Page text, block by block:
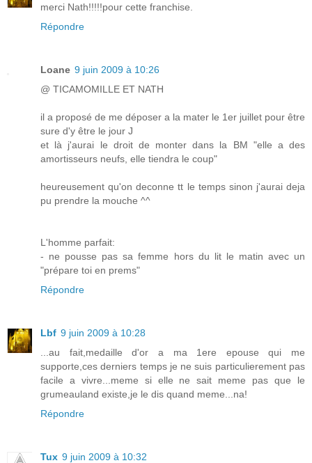
merci Nath!!!!!pour cette franchise.
Répondre
Loane 9 juin 2009 à 10:26
@ TICAMOMILLE ET NATH
il a proposé de me déposer a la mater le 1er juillet pour être
sure d'y être le jour J
et là j'aurai le droit de monter dans la BM "elle a des
amortisseurs neufs, elle tiendra le coup"
heureusement qu'on deconne tt le temps sinon j'aurai deja
pu prendre la mouche ^^
L'homme parfait:
- ne pousse pas sa femme hors du lit le matin avec un
"prépare toi en prems"
Répondre
Lbf 9 juin 2009 à 10:28
...au fait,medaille d'or a ma 1ere epouse qui me
supporte,ces derniers temps je ne suis particulierement pas
facile a vivre...meme si elle ne sait meme pas que le
grumeauland existe,je le dis quand meme...na!
Répondre
Tux 9 juin 2009 à 10:32